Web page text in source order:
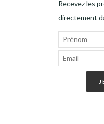
Recevez les
directement